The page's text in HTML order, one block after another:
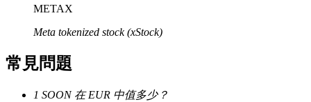
Bitrue渠道合伙人
最高達65%佣金！
METAX
Meta tokenized stock (xStock)
常見問題
1 SOON 在 EUR 中值多少？